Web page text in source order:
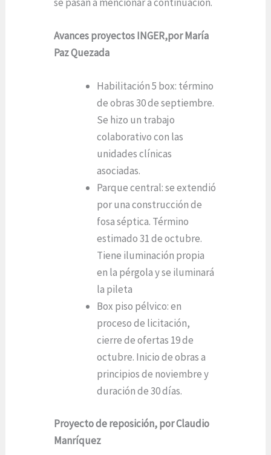
Avances proyectos INGER,por María
Paz Quezada
Habilitación 5 box: término
de obras 30 de septiembre.
Se hizo un trabajo
colaborativo con las
unidades clínicas
asociadas.
Parque central: se extendió
por una construcción de
fosa séptica. Término
estimado 31 de octubre.
Tiene iluminación propia
en la pérgola y se iluminará
la pileta
Box piso pélvico: en
proceso de licitación,
cierre de ofertas 19 de
octubre. Inicio de obras a
principios de noviembre y
duración de 30 días.
Proyecto de reposición, por Claudio
Manríquez